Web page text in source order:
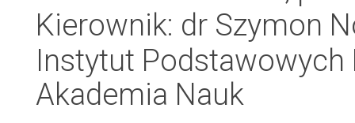
Kierownik: dr Szymon
Instytut
Akademia Nauk